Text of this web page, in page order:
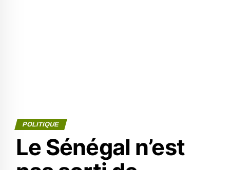
POLITIQUE
Le Sénégal n’est